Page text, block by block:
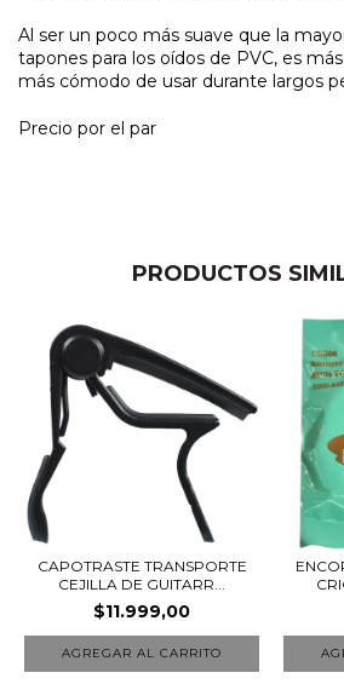
Al ser un poco más suave que la
tapones para los oídos de PVC, es
más cómodo de usar durante largos
Precio por el par
PRODUCTOS
CAPOTRASTE TRANSPORTE
CEJILLA DE GUITARR...
$11.999,00